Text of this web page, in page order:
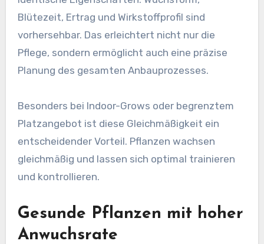
Blütezeit, Ertrag und Wirkstoffprofil sind
vorhersehbar. Das erleichtert nicht nur die
Pflege, sondern ermöglicht auch eine präzise
Planung des gesamten Anbauprozesses.
Besonders bei Indoor-Grows oder begrenztem
Platzangebot ist diese Gleichmäßigkeit ein
entscheidender Vorteil. Pflanzen wachsen
gleichmäßig und lassen sich optimal trainieren
und kontrollieren.
Gesunde Pflanzen mit hoher
Anwuchsrate